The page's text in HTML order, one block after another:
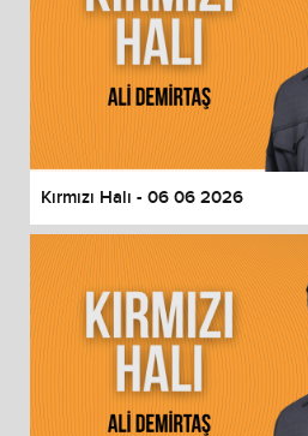
Kırmızı Halı - 06 06 2026